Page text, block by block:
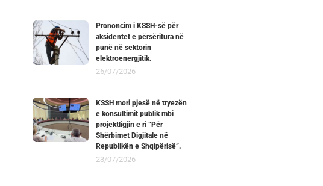
Prononcim i KSSH-së për
aksidentet e përsëritura në
punë në sektorin
elektroenergjitik.
26/07/2026
KSSH mori pjesë në tryezën
e konsultimit publik mbi
projektligjin e ri “Për
Shërbimet Digjitale në
Republikën e Shqipërisë”.
23/07/2026